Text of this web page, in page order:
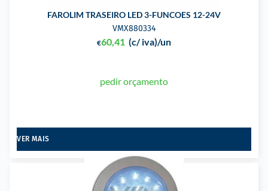
FAROLIM TRASEIRO LED 3-FUNCOES 12-24V
VMX880334
€60,41 (c/ iva)/un
pedir orçamento
VER MAIS